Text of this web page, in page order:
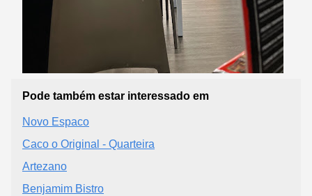
Pode também estar interessado em
Novo Espaco
Caco o Original - Quarteira
Artezano
Benjamim Bistro